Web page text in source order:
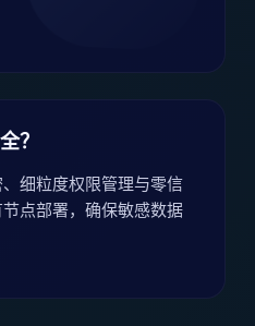
？
细粒度权限管理与零信
点部署，确保敏感数据